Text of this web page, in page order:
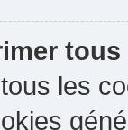
tous les